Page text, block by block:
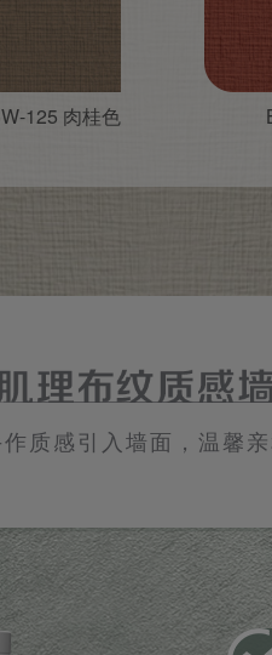
125 肉桂色
质感引入墙面，温馨